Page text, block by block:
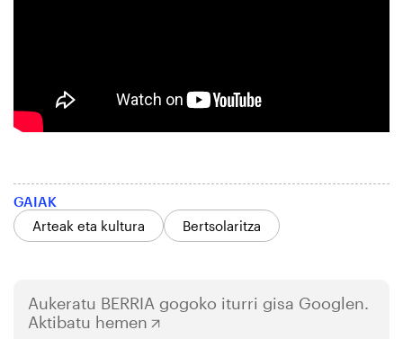
GAIAK
Arteak eta kultura
Bertsolaritza
Aukeratu BERRIA gogoko iturri gisa Googlen.
Aktibatu hemen